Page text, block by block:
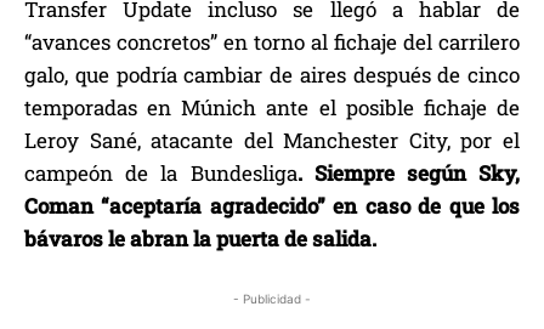
Transfer Update incluso se llegó a hablar de
“avances concretos” en torno al fichaje del carrilero
galo, que podría cambiar de aires después de cinco
temporadas en Múnich ante el posible fichaje de
Leroy Sané, atacante del Manchester City, por el
campeón de la Bundesliga. Siempre según Sky,
Coman “aceptaría agradecido” en caso de que los
bávaros le abran la puerta de salida.
- Publicidad -